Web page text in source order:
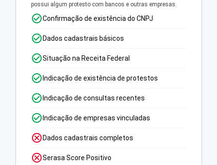
possui algum protesto com bancos e outras empresas.
Confirmação de existência do CNPJ
Dados cadastrais básicos
Situação na Receita Federal
Indicação de existência de protestos
Indicação de consultas recentes
Indicação de empresas vinculadas
Dados cadastrais completos
Serasa Score Positivo